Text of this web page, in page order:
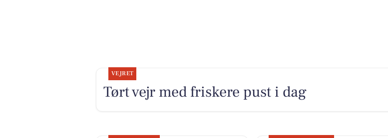
VEJRET
Tørt vejr med friskere pust i dag